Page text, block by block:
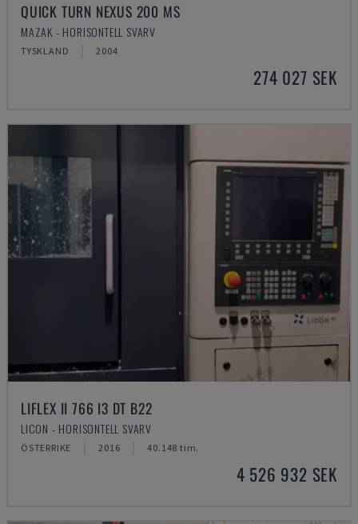
QUICK TURN NEXUS 200 MS
MAZAK - HORISONTELL SVARV
TYSKLAND 2004
274 027 SEK
LIFLEX II 766 I3 DT B22
LICON - HORISONTELL SVARV
ÖSTERRIKE 2016 40.148 tim.
4 526 932 SEK